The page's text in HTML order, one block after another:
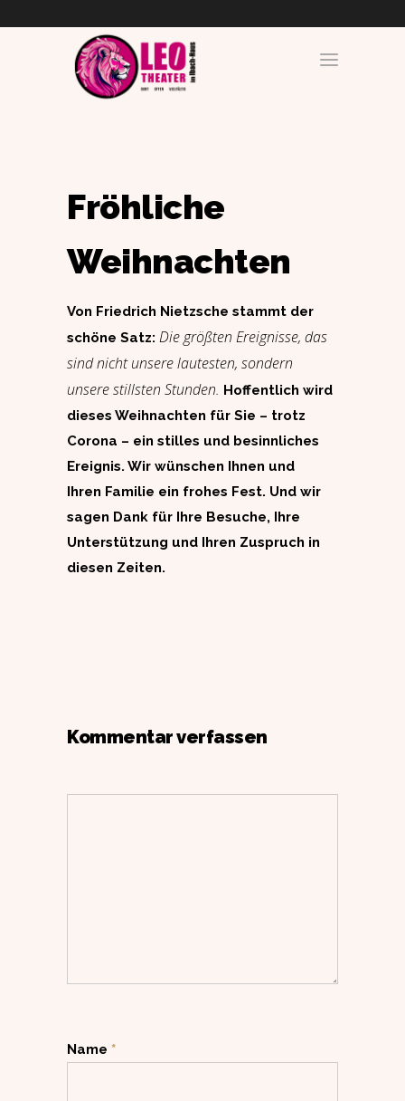
Fröhliche
Weihnachten
Von Friedrich Nietzsche stammt der
schöne Satz: Die größten Ereignisse, das
sind nicht unsere lautesten, sondern
unsere stillsten Stunden. Hoffentlich wird
dieses Weihnachten für Sie – trotz
Corona – ein stilles und besinnliches
Ereignis. Wir wünschen Ihnen und
Ihren Familie ein frohes Fest. Und wir
sagen Dank für Ihre Besuche, Ihre
Unterstützung und Ihren Zuspruch in
diesen Zeiten.
Kommentar verfassen
Name *